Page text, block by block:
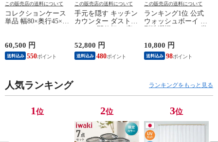
この販売店の送料について
コレクションケース
単品 幅80×奥行45×高
ラック 深型 完成品
開梱設置無料 コレク
ションボード ハイタ
ド【送料無料】
60,500 円
送料込み 550
この販売店の送料について
手元を隠す キッチン
カウンター ダストボ
ス天板 収納 日本製
ゴミ箱上ラック コン
セント付き 食器棚
52,800 円
送料込み 480
この販売店の送料について
ランキング1位 公式
ウォッシュボーイ 小
らくらく排水 TOM-
12f 洗濯容量600g
4.7kg 持ち運び可能
用品
10,800 円
送料込み 98
人気ランキング ランキングをもっと見る
1位 2位 3位